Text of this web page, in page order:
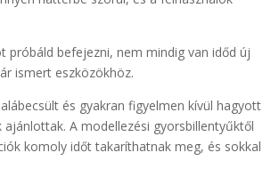
befejezni, nem mindig van időd új
ismert eszközökhöz.
és gyakran figyelmen kívül hagyott
A modellezési gyorsbillentyűktől
komoly időt takaríthatnak meg, és sokkal